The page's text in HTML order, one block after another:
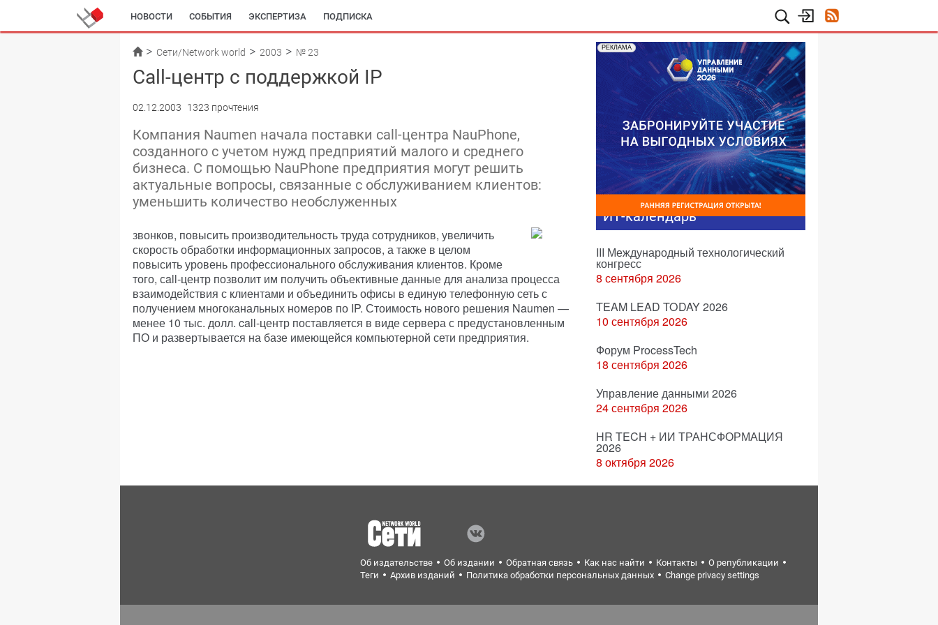
НОВОСТИ СОБЫТИЯ ЭКСПЕРТИЗА ПОДПИСКА
Сети/Network world 2003 № 23
Call-центр с поддержкой IP
02.12.2003 1323 прочтения
Компания Naumen начала поставки call-центра NauPhone,
созданного с учетом нужд предприятий малого и среднего
бизнеса. С помощью NauPhone предприятия могут решить
актуальные вопросы, связанные с обслуживанием клиентов:
уменьшить количество необслуженных
звонков, повысить производительность труда сотрудников, увеличить
скорость обработки информационных запросов, а также в целом
повысить уровень профессионального обслуживания клиентов. Кроме
того, сall-центр позволит им получить объективные данные для анализа процесса
взаимодействия с клиентами и объединить офисы в единую телефонную сеть с
получением многоканальных номеров по IP. Стоимость нового решения Naumen —
менее 10 тыс. долл. call-центр поставляется в виде сервера с предустановленным
ПО и развертывается на базе имеющейся компьютерной сети предприятия.
РЕКЛАМА
ИТ-календарь
III Международный технологический
конгресс
8 сентября 2026
TEAM LEAD TODAY 2026
10 сентября 2026
Форум ProcessTech
18 сентября 2026
Управление данными 2026
24 сентября 2026
HR TECH + ИИ ТРАНСФОРМАЦИЯ
2026
8 октября 2026
Об издательстве Об издании Обратная связь Как нас найти Контакты
О републикации
Теги
Архив изданий Политика обработки персональных данных Change privacy settings